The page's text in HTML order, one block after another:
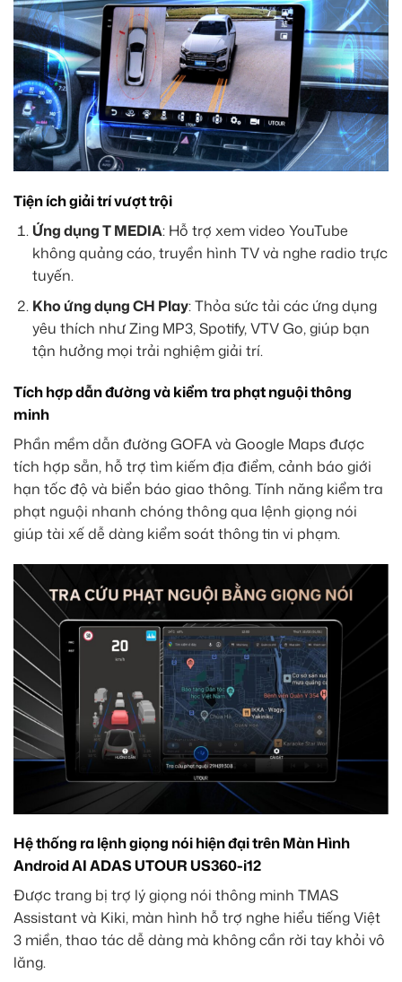
Tiện ích giải trí vượt trội
Ứng dụng T MEDIA: Hỗ trợ xem video YouTube
không quảng cáo, truyền hình TV và nghe radio trực
tuyến.
Kho ứng dụng CH Play: Thỏa sức tải các ứng dụng
yêu thích như Zing MP3, Spotify, VTV Go, giúp bạn
tận hưởng mọi trải nghiệm giải trí.
Tích hợp dẫn đường và kiểm tra phạt nguội thông
minh
Phần mềm dẫn đường GOFA và Google Maps được
tích hợp sẵn, hỗ trợ tìm kiếm địa điểm, cảnh báo giới
hạn tốc độ và biển báo giao thông. Tính năng kiểm tra
phạt nguội nhanh chóng thông qua lệnh giọng nói
giúp tài xế dễ dàng kiểm soát thông tin vi phạm.
Hệ thống ra lệnh giọng nói hiện đại trên Màn Hình
Android AI ADAS UTOUR US360-i12
Được trang bị trợ lý giọng nói thông minh TMAS
Assistant và Kiki, màn hình hỗ trợ nghe hiểu tiếng Việt
3 miền, thao tác dễ dàng mà không cần rời tay khỏi vô
lăng.